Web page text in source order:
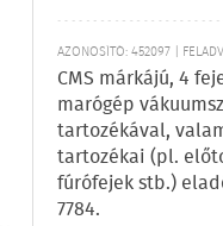
AZONOSÍTÓ: 452097 |
CMS márkájú, 4
marógép
tartozékával,
tartozékai (pl.
fúrófejek stb.)
7784.